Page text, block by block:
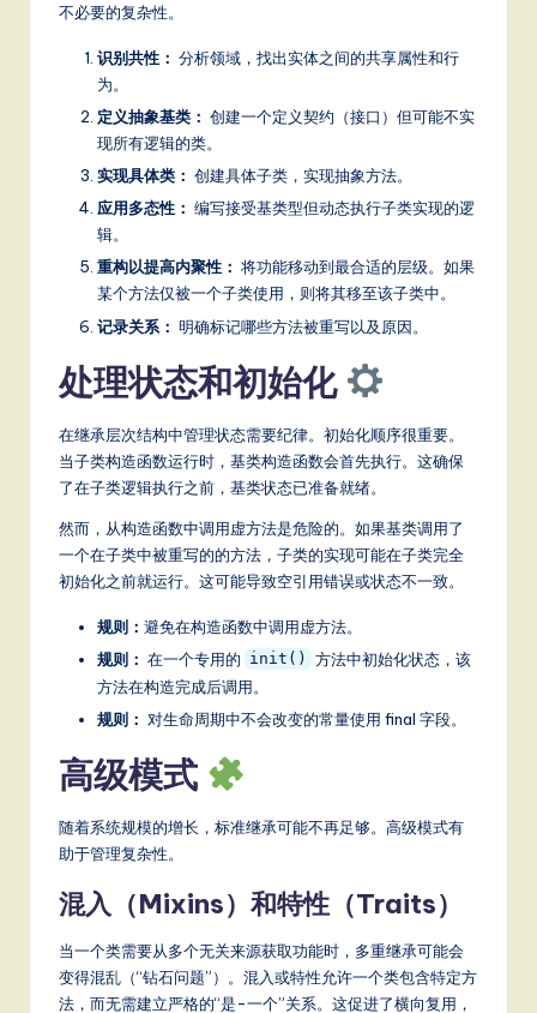
不必要的复杂性。
识别共性： 分析领域，找出实体之间的共享属性和行
为。
定义抽象基类： 创建一个定义契约（接口）但可能不实
现所有逻辑的类。
实现具体类： 创建具体子类，实现抽象方法。
应用多态性： 编写接受基类型但动态执行子类实现的逻
辑。
重构以提高内聚性： 将功能移动到最合适的层级。如果
某个方法仅被一个子类使用，则将其移至该子类中。
记录关系： 明确标记哪些方法被重写以及原因。
处理状态和初始化
在继承层次结构中管理状态需要纪律。初始化顺序很重要。
当子类构造函数运行时，基类构造函数会首先执行。这确保
了在子类逻辑执行之前，基类状态已准备就绪。
然而，从构造函数中调用虚方法是危险的。如果基类调用了
一个在子类中被重写的的方法，子类的实现可能在子类完全
初始化之前就运行。这可能导致空引用错误或状态不一致。
规则： 避免在构造函数中调用虚方法。
规则： 在一个专用的 init()
方法中初始化状态，该
方法在构造完成后调用。
规则： 对生命周期中不会改变的常量使用 final 字段。
高级模式
随着系统规模的增长，标准继承可能不再足够。高级模式有
助于管理复杂性。
混入（Mixins）和特性（Traits）
当一个类需要从多个无关来源获取功能时，多重继承可能会
变得混乱（“钻石问题”）。混入或特性允许一个类包含特定方
法，而无需建立严格的“是-一个”关系。这促进了横向复用，